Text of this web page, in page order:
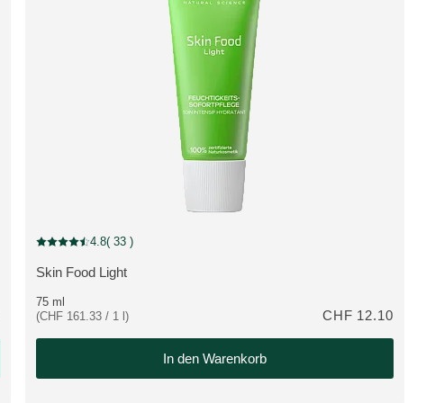
Neue Verpackung
MEHR ZUM PRODUKT:
Skin Food Light
Aktuelle Bewertung: 4.8 von 5 Sternen bewertet von 33 Kunden
4.8( 33 )
75 ml
(CHF 161.33 / 1 l)
CHF 12.10
In den Warenkorb